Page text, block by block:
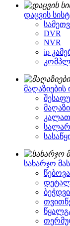
დაცვის
DVR
NVR
ip
მაღაზიების
სახარჯო